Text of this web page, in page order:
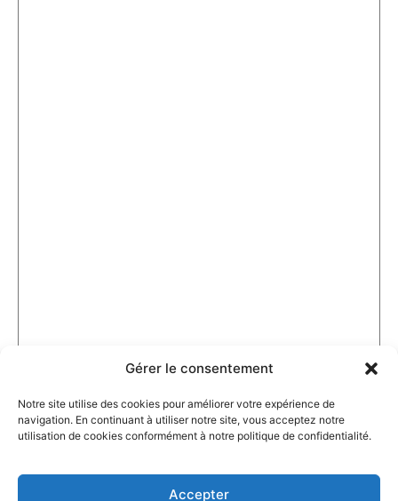
Gérer le consentement
Notre site utilise des cookies pour améliorer votre expérience de
navigation. En continuant à utiliser notre site, vous acceptez notre
utilisation de cookies conformément à notre politique de confidentialité.
Accepter